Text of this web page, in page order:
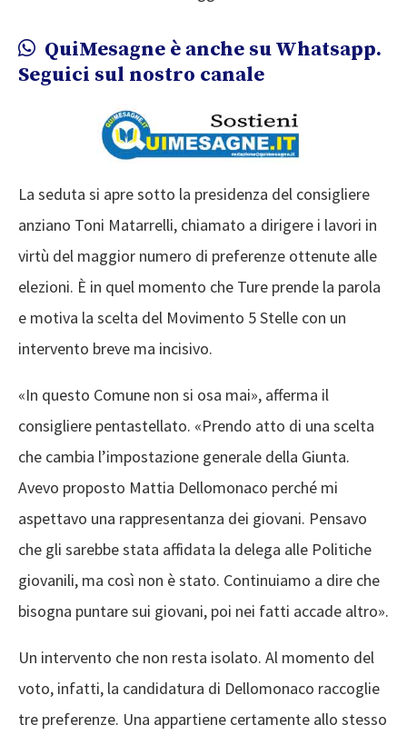
QuiMesagne è anche su Whatsapp.
Seguici sul nostro canale
La seduta si apre sotto la presidenza del consigliere
anziano Toni Matarrelli, chiamato a dirigere i lavori in
virtù del maggior numero di preferenze ottenute alle
elezioni. È in quel momento che Ture prende la parola
e motiva la scelta del Movimento 5 Stelle con un
intervento breve ma incisivo.
«In questo Comune non si osa mai», afferma il
consigliere pentastellato. «Prendo atto di una scelta
che cambia l’impostazione generale della Giunta.
Avevo proposto Mattia Dellomonaco perché mi
aspettavo una rappresentanza dei giovani. Pensavo
che gli sarebbe stata affidata la delega alle Politiche
giovanili, ma così non è stato. Continuiamo a dire che
bisogna puntare sui giovani, poi nei fatti accade altro».
Un intervento che non resta isolato. Al momento del
voto, infatti, la candidatura di Dellomonaco raccoglie
tre preferenze. Una appartiene certamente allo stesso